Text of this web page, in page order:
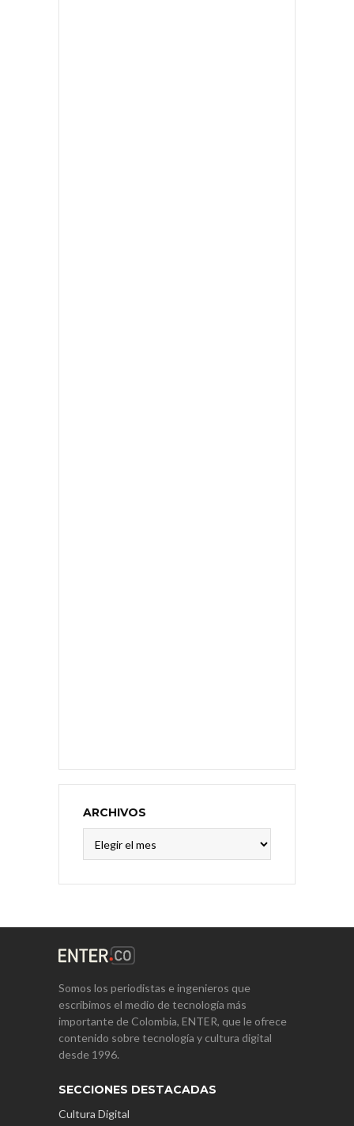
ARCHIVOS
Somos los periodistas e ingenieros que
escribimos el medio de tecnología más
importante de Colombia, ENTER, que le ofrece
contenido sobre tecnología y cultura digital
desde 1996.
SECCIONES DESTACADAS
Cultura Digital